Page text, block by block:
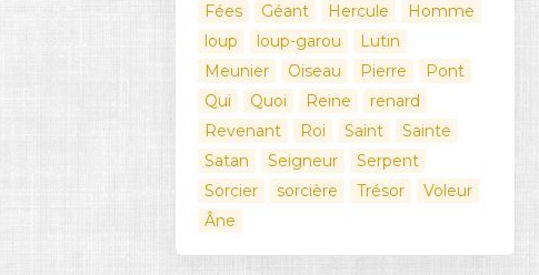
Fées
Géant Hercule
Homme
loup
loup-garou
Lutin
Meunier
Oiseau Pierre
Pont
Qui
Quoi Reine
renard
Revenant
Roi Saint
Sainte
Satan
Seigneur
Serpent
Sorcier
sorcière Trésor
Voleur
Âne